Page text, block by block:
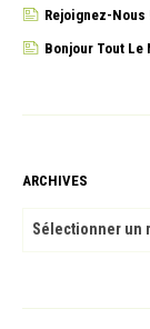
Rejoignez-Nous
Bonjour Tout Le
ARCHIVES
ARCHIVES